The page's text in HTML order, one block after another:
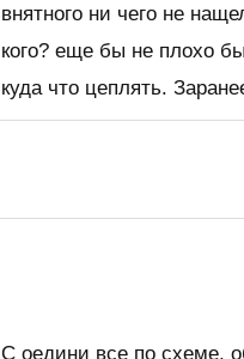
внятного ни чего не
кого? еще бы не плохо
куда что цеплять.
С оедини все по схеме,